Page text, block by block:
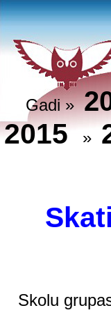
Gadi »
2015
»
Skolu